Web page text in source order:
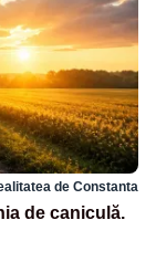
de Constanta
de caniculă.